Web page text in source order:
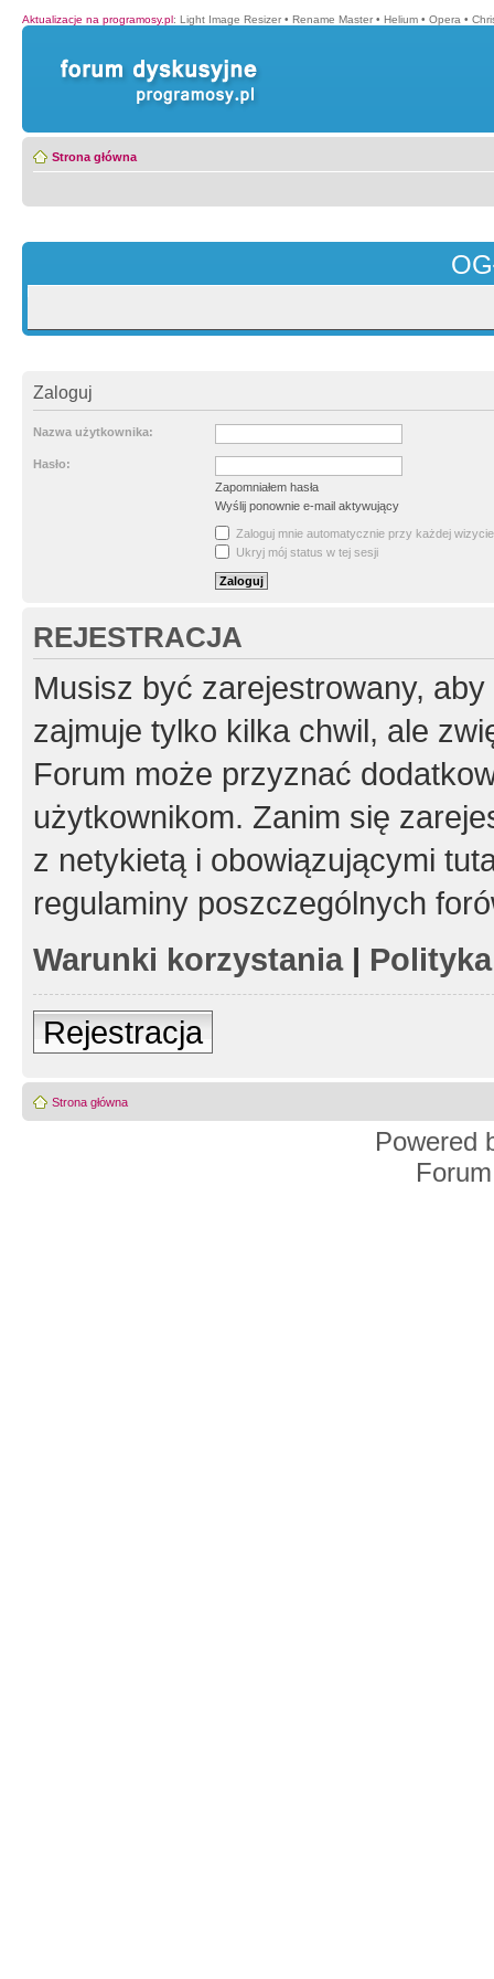
Aktualizacje na programosy.pl: Light Image Resizer • Rename Master • Helium • Opera •
Strona główna
Zaloguj
Nazwa użytkownika:
Hasło:
Zapomniałem hasła
Wyślij ponownie e-mail aktywujący
Zaloguj mnie automatycznie przy każdej wizycie
Ukryj mój status w tej sesji
REJESTRACJA
Musisz być zarejestrowany,
zajmuje tylko kilka chwil, ale
Forum może przyznać
użytkownikom. Zanim się
z netykietą i obowiązującymi
regulaminy poszczególnych
Warunki korzystania|
Rejestracja
Strona główna
Powered